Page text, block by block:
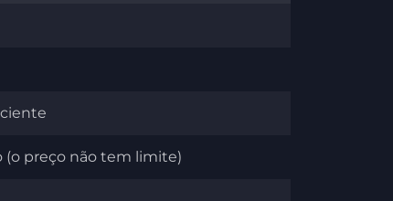
(o preço não tem limite)